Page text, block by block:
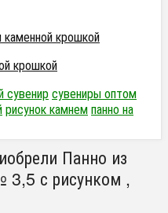
крошкой
крошкой
сувенирсувениры оптом
рисунок камнемпанно на
Панно из
с рисунком ,